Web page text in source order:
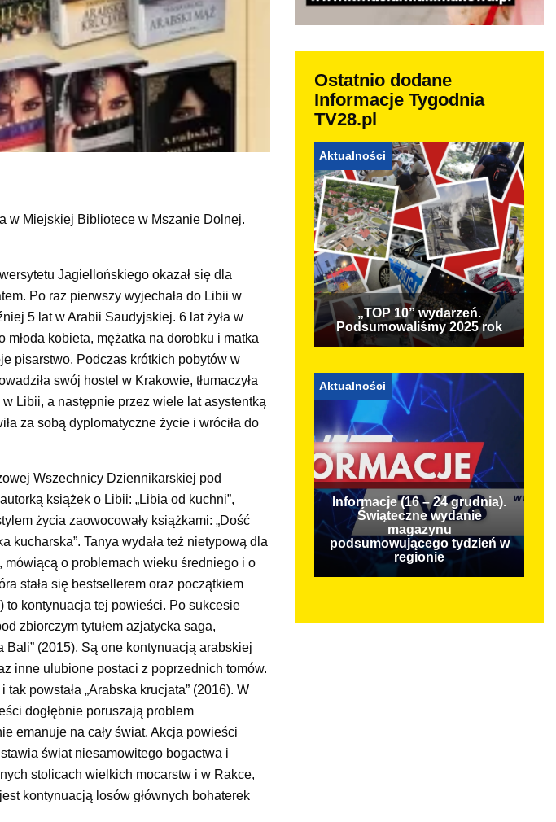
w Miejskiej Bibliotece w Mszanie Dolnej.
Jagiellońskiego okazał się dla
Po raz pierwszy wyjechała do Libii w
5 lat w Arabii Saudyjskiej. 6 lat żyła w
kobieta, mężatka na dorobku i matka
pisarstwo. Podczas krótkich pobytów w
swój hostel w Krakowie, tłumaczyła
Libii, a następnie przez wiele lat asystentką
za sobą dyplomatyczne życie i wróciła do
Wszechnicy Dziennikarskiej pod
książek o Libii: „Libia od kuchni”,
życia zaowocowały książkami: „Dość
kucharska”. Tanya wydała też nietypową dla
mówiącą o problemach wieku średniego i o
stała się bestsellerem oraz początkiem
to kontynuacja tej powieści. Po sukcesie
zbiorczym tytułem azjatycka saga,
Bali” (2015). Są one kontynuacją arabskiej
inne ulubione postaci z poprzednich tomów.
powstała „Arabska krucjata” (2016). W
dogłębnie poruszają problem
emanuje na cały świat. Akcja powieści
świat niesamowitego bogactwa i
stolicach wielkich mocarstw i w Rakce,
kontynuacją losów głównych bohaterek
Ostatnio dodane
Informacje Tygodnia
TV28.pl
Aktualności
„TOP 10” wydarzeń.
Podsumowaliśmy 2025 rok
Aktualności
Informacje (16 – 24 grudnia).
Świąteczne wydanie
magazynu
podsumowującego tydzień w
regionie